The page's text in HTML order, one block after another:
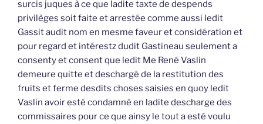
surcis juques à ce que ladite taxte de despends
privilèges soit faite et arrestée comme aussi ledit
Gassit audit nom en mesme faveur et considération et
pour regard et intérestz dudit Gastineau seulement a
consenty et consent que ledit Me René Vaslin
demeure quitte et deschargé de la restitution des
fruits et ferme desdits choses saisies en quoy ledit
Vaslin avoir esté condamné en ladite descharge des
commissaires pour ce que ainsy le tout a esté voulu